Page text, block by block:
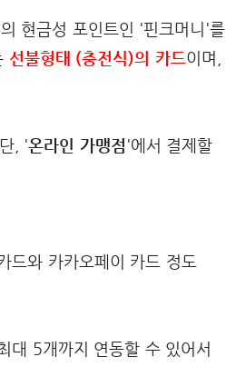
현금성 포인트인 '핀크머니'를
선불형태 (충전식)의 카드이며,
, '온라인 가맹점 '에서 결제할
드와 카카오페이 카드 정도
대 5개까지 연동할 수 있어서